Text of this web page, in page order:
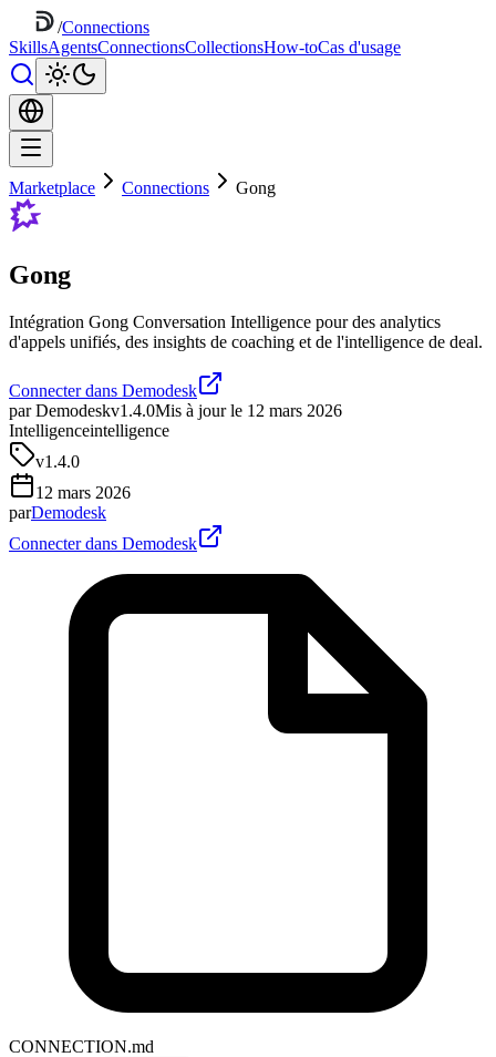
/Connections
SkillsAgentsConnectionsCollectionsHow-toCas d'usage
Marketplace Connections Gong
Gong
Intégration Gong Conversation Intelligence pour des analytics
d'appels unifiés, des insights de coaching et de l'intelligence de deal.
Connecter dans Demodesk
par Demodeskv1.4.0Mis à jour le 12 mars 2026
Intelligenceintelligence
v1.4.0
12 mars 2026
parDemodesk
Connecter dans Demodesk
CONNECTION.md